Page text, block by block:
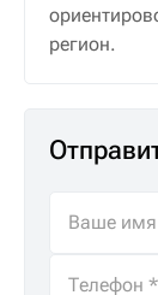
регион.